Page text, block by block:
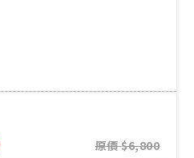
原價 6,800